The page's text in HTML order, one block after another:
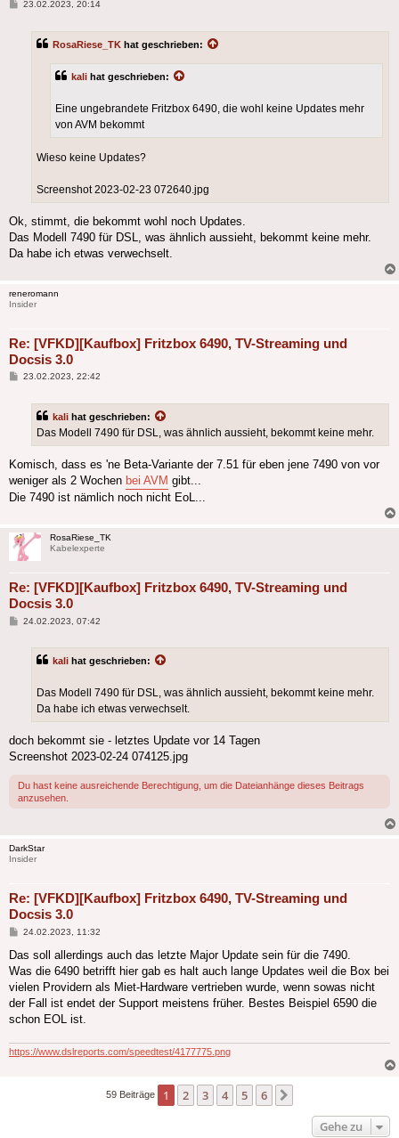
Beitrag
23.02.2023, 20:14
RosaRiese_TK hat geschrieben:
kali hat geschrieben:
Eine ungebrandete Fritzbox 6490, die wohl keine Updates mehr
von AVM bekommt
Wieso keine Updates?
Screenshot 2023-02-23 072640.jpg
Ok, stimmt, die bekommt wohl noch Updates.
Das Modell 7490 für DSL, was ähnlich aussieht, bekommt keine mehr.
Da habe ich etwas verwechselt.
reneromann
Insider
Re: [VFKD][Kaufbox] Fritzbox 6490, TV-Streaming und
Docsis 3.0
Beitrag
23.02.2023, 22:42
kali hat geschrieben:
Das Modell 7490 für DSL, was ähnlich aussieht, bekommt keine mehr.
Komisch, dass es 'ne Beta-Variante der 7.51 für eben jene 7490 von vor
weniger als 2 Wochen bei AVM gibt...
Die 7490 ist nämlich noch nicht EoL...
RosaRiese_TK
Kabelexperte
Re: [VFKD][Kaufbox] Fritzbox 6490, TV-Streaming und
Docsis 3.0
Beitrag
24.02.2023, 07:42
kali hat geschrieben:
Das Modell 7490 für DSL, was ähnlich aussieht, bekommt keine mehr.
Da habe ich etwas verwechselt.
doch bekommt sie - letztes Update vor 14 Tagen
Screenshot 2023-02-24 074125.jpg
Du hast keine ausreichende Berechtigung, um die Dateianhänge dieses Beitrags
anzusehen.
DarkStar
Insider
Re: [VFKD][Kaufbox] Fritzbox 6490, TV-Streaming und
Docsis 3.0
Beitrag
24.02.2023, 11:32
Das soll allerdings auch das letzte Major Update sein für die 7490.
Was die 6490 betrifft hier gab es halt auch lange Updates weil die Box bei
vielen Providern als Miet-Hardware vertrieben wurde, wenn sowas nicht
der Fall ist endet der Support meistens früher. Bestes Beispiel 6590 die
schon EOL ist.
https://www.dslreports.com/speedtest/4177775.png
59 Beiträge 1 2 3 4 5 6
Gehe zu